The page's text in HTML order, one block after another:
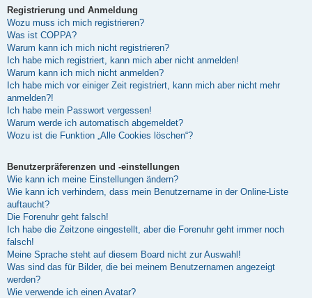
Registrierung und Anmeldung
Wozu muss ich mich registrieren?
Was ist COPPA?
Warum kann ich mich nicht registrieren?
Ich habe mich registriert, kann mich aber nicht anmelden!
Warum kann ich mich nicht anmelden?
Ich habe mich vor einiger Zeit registriert, kann mich aber nicht mehr
anmelden?!
Ich habe mein Passwort vergessen!
Warum werde ich automatisch abgemeldet?
Wozu ist die Funktion „Alle Cookies löschen“?
Benutzerpräferenzen und -einstellungen
Wie kann ich meine Einstellungen ändern?
Wie kann ich verhindern, dass mein Benutzername in der Online-Liste
auftaucht?
Die Forenuhr geht falsch!
Ich habe die Zeitzone eingestellt, aber die Forenuhr geht immer noch
falsch!
Meine Sprache steht auf diesem Board nicht zur Auswahl!
Was sind das für Bilder, die bei meinem Benutzernamen angezeigt
werden?
Wie verwende ich einen Avatar?